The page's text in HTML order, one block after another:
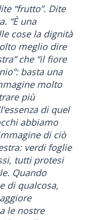
“frutto”. Dite
“È una
cose la dignità
meglio dire
che “il fiore
basta una
molto
più
di quel
abbiamo
di ciò
verdi foglie
tutti protesi
Quando
di qualcosa,
le nostre